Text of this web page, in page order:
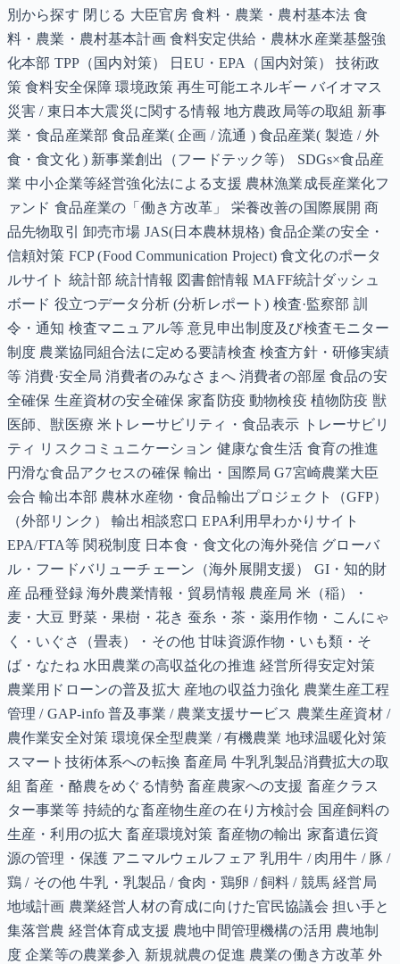
別から探す 閉じる 大臣官房 食料・農業・農村基本法 食
料・農業・農村基本計画 食料安定供給・農林水産業基盤強
化本部 TPP（国内対策） 日EU・EPA（国内対策） 技術政
策 食料安全保障 環境政策 再生可能エネルギー バイオマス
災害 / 東日本大震災に関する情報 地方農政局等の取組 新事
業・食品産業部 食品産業( 企画 / 流通 ) 食品産業( 製造 / 外
食・食文化 ) 新事業創出（フードテック等） SDGs×食品産
業 中小企業等経営強化法による支援 農林漁業成長産業化フ
ァンド 食品産業の「働き方改革」 栄養改善の国際展開 商
品先物取引 卸売市場 JAS(日本農林規格) 食品企業の安全・
信頼対策 FCP (Food Communication Project) 食文化のポータ
ルサイト 統計部 統計情報 図書館情報 MAFF統計ダッシュ
ボード 役立つデータ分析 (分析レポート) 検査·監察部 訓
令・通知 検査マニュアル等 意見申出制度及び検査モニター
制度 農業協同組合法に定める要請検査 検査方針・研修実績
等 消費·安全局 消費者のみなさまへ 消費者の部屋 食品の安
全確保 生産資材の安全確保 家畜防疫 動物検疫 植物防疫 獣
医師、獣医療 米トレーサビリティ・食品表示 トレーサビリ
ティ リスクコミュニケーション 健康な食生活 食育の推進
円滑な食品アクセスの確保 輸出・国際局 G7宮崎農業大臣
会合 輸出本部 農林水産物・食品輸出プロジェクト（GFP）
（外部リンク） 輸出相談窓口 EPA利用早わかりサイト
EPA/FTA等 関税制度 日本食・食文化の海外発信 グローバ
ル・フードバリューチェーン（海外展開支援） GI・知的財
産 品種登録 海外農業情報・貿易情報 農産局 米（稲）・
麦・大豆 野菜・果樹・花き 蚕糸・茶・薬用作物・こんにゃ
く・いぐさ（畳表）・その他 甘味資源作物・いも類・そ
ば・なたね 水田農業の高収益化の推進 経営所得安定対策
農業用ドローンの普及拡大 産地の収益力強化 農業生産工程
管理 / GAP-info 普及事業 / 農業支援サービス 農業生産資材 /
農作業安全対策 環境保全型農業 / 有機農業 地球温暖化対策
スマート技術体系への転換 畜産局 牛乳乳製品消費拡大の取
組 畜産・酪農をめぐる情勢 畜産農家への支援 畜産クラス
ター事業等 持続的な畜産物生産の在り方検討会 国産飼料の
生産・利用の拡大 畜産環境対策 畜産物の輸出 家畜遺伝資
源の管理・保護 アニマルウェルフェア 乳用牛 / 肉用牛 / 豚 /
鶏 / その他 牛乳・乳製品 / 食肉・鶏卵 / 飼料 / 競馬 経営局
地域計画 農業経営人材の育成に向けた官民協議会 担い手と
集落営農 経営体育成支援 農地中間管理機構の活用 農地制
度 企業等の農業参入 新規就農の促進 農業の働き方改革 外